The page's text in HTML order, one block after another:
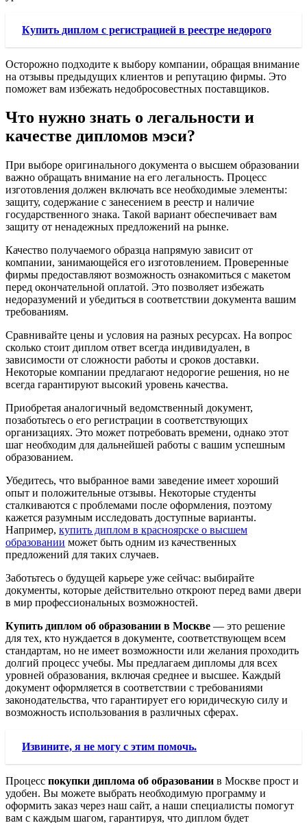
Купить диплом с регистрацией в реестре недорого
Осторожно подходите к выбору компании, обращая внимание
на отзывы предыдущих клиентов и репутацию фирмы. Это
поможет вам избежать недобросовестных поставщиков.
Что нужно знать о легальности и
качестве дипломов мэси?
При выборе оригинального документа о высшем образовании
важно обращать внимание на его легальность. Процесс
изготовления должен включать все необходимые элементы:
защиту, содержание с занесением в реестр и наличие
государственного знака. Такой вариант обеспечивает вам
защиту от ненадежных предложений на рынке.
Качество получаемого образца напрямую зависит от
компании, занимающейся его изготовлением. Проверенные
фирмы предоставляют возможность ознакомиться с макетом
перед окончательной оплатой. Это позволяет избежать
недоразумений и убедиться в соответствии документа вашим
требованиям.
Сравнивайте цены и условия на разных ресурсах. На вопрос
сколько стоит диплом ответ всегда индивидуален, в
зависимости от сложности работы и сроков доставки.
Некоторые компании предлагают недорогие решения, но не
всегда гарантируют высокий уровень качества.
Приобретая аналогичный ведомственный документ,
позаботьтесь о его регистрации в соответствующих
организациях. Это может потребовать времени, однако этот
шаг необходим для дальнейшей работы с вашим успешным
образованием.
Убедитесь, что выбранное вами заведение имеет хороший
опыт и положительные отзывы. Некоторые студенты
сталкиваются с проблемами после оформления, поэтому
кажется разумным исследовать доступные варианты.
Например, купить диплом в красноярске о высшем
образовании может быть одним из качественных
предложений для таких случаев.
Заботьтесь о будущей карьере уже сейчас: выбирайте
документы, которые действительно откроют перед вами двери
в мир профессиональных возможностей.
Купить диплом об образовании в Москве — это решение
для тех, кто нуждается в документе, соответствующем всем
стандартам, но не имеет возможности или желания проходить
долгий процесс учебы. Мы предлагаем дипломы для всех
уровней образования, включая среднее и высшее. Каждый
документ оформляется в соответствии с требованиями
законодательства, что гарантирует его юридическую силу и
возможность использования в различных сферах.
Извините, я не могу с этим помочь.
Процесс покупки диплома об образовании в Москве прост и
удобен. Вы можете выбрать необходимую программу и
оформить заказ через наш сайт, а наши специалисты помогут
вам с каждым шагом, гарантируя, что диплом будет